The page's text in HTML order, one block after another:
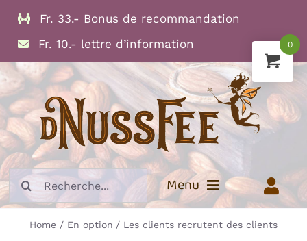
Skip
content
Fr. 33.- Bonus de recommandation
Fr. 10.- lettre d’information
Search
for:
Menu
Info
Home En option Les clients recrutent des clients
0